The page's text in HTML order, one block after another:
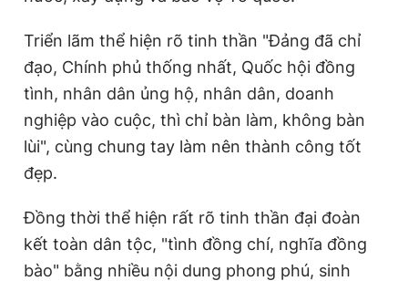
Triển lãm thể hiện rõ tinh thần "Đảng đã chỉ
đạo, Chính phủ thống nhất, Quốc hội đồng
tình, nhân dân ủng hộ, nhân dân, doanh
nghiệp vào cuộc, thì chỉ bàn làm, không bàn
lùi", cùng chung tay làm nên thành công tốt
đẹp.
Đồng thời thể hiện rất rõ tinh thần đại đoàn
kết toàn dân tộc, "tình đồng chí, nghĩa đồng
bào" bằng nhiều nội dung phong phú, sinh